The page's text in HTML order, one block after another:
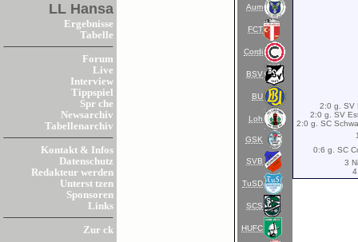
LL Hansa
Ergebnisse
Tabelle
Forum
Live
Interview
Tippspiel
Spr che
Newsarchiv
Tabellenarchiv
Kontakt & Infos
Datenschutz
Redakteur werden
Unterst tzen
Sponsoren
Links
Zur ck
Aum
FCT
Cordi
BSV
BU
Loh
GSK
SVB
TuSD
SCS
HUFC
2:0 g. SV
2:0 g. SV
2:0 g. SC
0:6 g. SC
3